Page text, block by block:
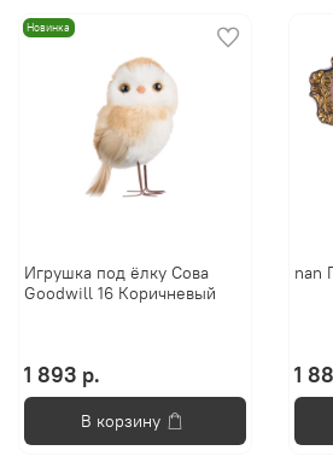
Новинка
Игрушка под ёлку Сова
Goodwill 16 Коричневый
1 893 р.
В корзину
nan
1